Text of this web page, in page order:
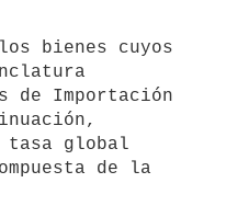
de Importación
tasa global
de la